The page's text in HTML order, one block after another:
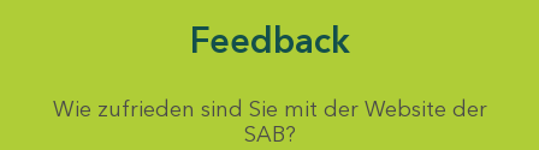
Feedback
Wie zufrieden sind Sie mit der Website der
SAB?